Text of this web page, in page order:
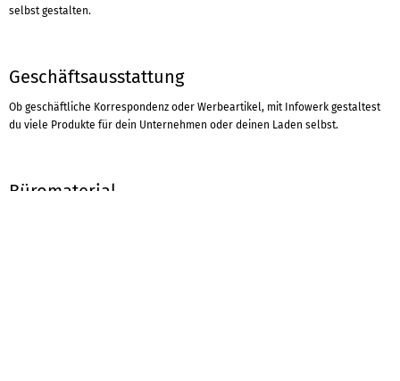
selbst gestalten.
Geschäftsausstattung
Ob geschäftliche Korrespondenz oder Werbeartikel, mit Infowerk gestaltest
du viele Produkte für dein Unternehmen oder deinen Laden selbst.
Büromaterial